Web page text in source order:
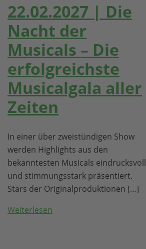
22.02.2027 | Die
Nacht der
Musicals – Die
erfolgreichste
Musicalgala aller
Zeiten
In einer über zweistündigen Show
werden Highlights aus den
bekanntesten Musicals eindrucksvoll
und stimmungsstark präsentiert.
Stars der Originalproduktionen […]
Weiterlesen